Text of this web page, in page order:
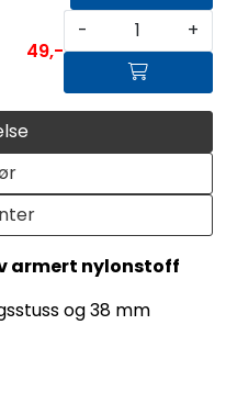
armert nylonstoff
og 38 mm
49,-
- +